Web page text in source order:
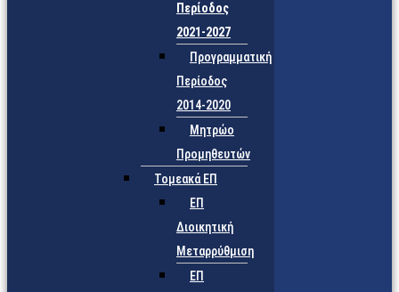
Περίοδος
2021-2027
Προγραμματική
Περίοδος
2014-2020
Μητρώο
Προμηθευτών
Τομεακά ΕΠ
ΕΠ
Διοικητική
Μεταρρύθμιση
ΕΠ